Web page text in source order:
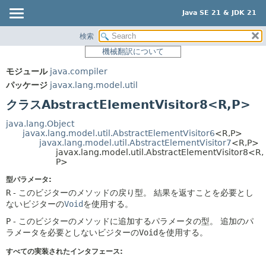
Java SE 21 & JDK 21
パッケージ
使用
ツリー
プレビュー
非推奨
索引
ヘルプ
サマリー:
ネスト済
メソッド
詳細:
フィールド
メソッド
検索
機械翻訳について
モジュール java.compiler
パッケージ javax.lang.model.util
クラスAbstractElementVisitor8<R,P>
java.lang.Object
javax.lang.model.util.AbstractElementVisitor6<R,P>
javax.lang.model.util.AbstractElementVisitor7<R,P>
javax.lang.model.util.AbstractElementVisitor8<R,
P>
型パラメータ:
R - このビジターのメソッドの戻り型。
結果を返すことを必要とし
ないビジターのVoidを使用する。
P - このビジターのメソッドに追加するパラメータの型。
追加のパ
ラメータを必要としないビジターのVoidを使用する。
すべての実装されたインタフェース: